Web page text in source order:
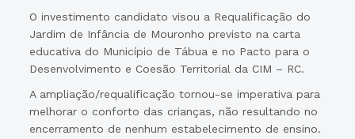
O investimento candidato visou a Requalificação do
Jardim de Infância de Mouronho previsto na carta
educativa do Município de Tábua e no Pacto para o
Desenvolvimento e Coesão Territorial da CIM – RC.
A ampliação/requalificação tornou-se imperativa para
melhorar o conforto das crianças, não resultando no
encerramento de nenhum estabelecimento de ensino.